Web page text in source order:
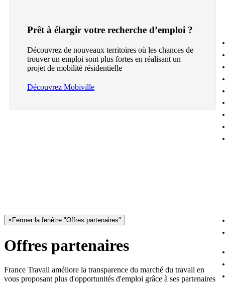
Prêt à élargir votre recherche d’emploi ?
Découvrez de nouveaux territoires où les chances de
trouver un emploi sont plus fortes en réalisant un
projet de mobilité résidentielle
Découvrez Mobiville
× Fermer la fenêtre "Offres partenaires"
Offres partenaires
France Travail améliore la transparence du marché du travail en
vous proposant plus d'opportunités d'emploi grâce à ses partenaires